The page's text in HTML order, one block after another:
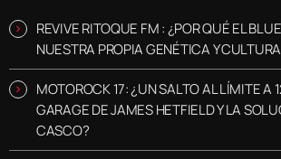
REVIVE RITOQUE FM : ¿POR QUÉ EL
NUESTRA PROPIA GENÉTICA Y
MOTOROCK 17: ¿UN SALTO AL LÍMITE A
GARAGE DE JAMES HETFIELD Y LA
CASCO?